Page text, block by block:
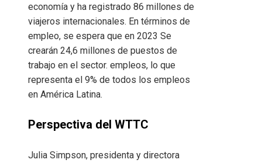
economía y ha registrado 86 millones de
viajeros internacionales. En términos de
empleo, se espera que en 2023 Se
crearán 24,6 millones de puestos de
trabajo en el sector. empleos, lo que
representa el 9% de todos los empleos
en América Latina.
Perspectiva del WTTC
Julia Simpson, presidenta y directora